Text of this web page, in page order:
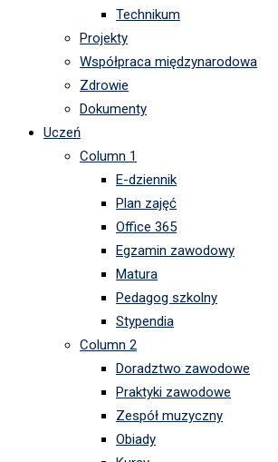
Technikum
Projekty
Współpraca międzynarodowa
Zdrowie
Dokumenty
Uczeń
Column 1
E-dziennik
Plan zajęć
Office 365
Egzamin zawodowy
Matura
Pedagog szkolny
Stypendia
Column 2
Doradztwo zawodowe
Praktyki zawodowe
Zespół muzyczny
Obiady